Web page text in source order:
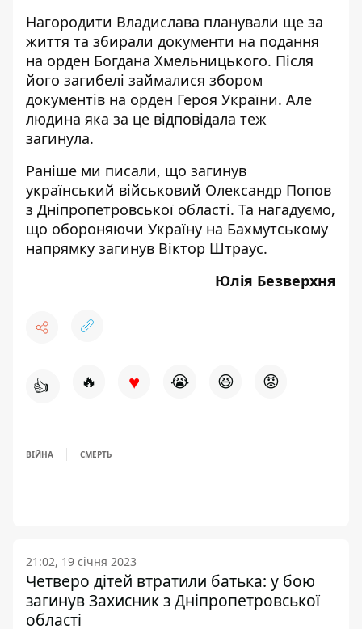
Нагородити Владислава планували ще за
життя та збирали документи на подання
на орден Богдана Хмельницького. Після
його загибелі займалися збором
документів на орден Героя України. Але
людина яка за це відповідала теж
загинула.
Раніше ми писали, що загинув
український військовий Олександр Попов
з Дніпропетровської області. Та нагадуємо,
що обороняючи Україну на Бахмутському
напрямку загинув Віктор Штраус.
Юлія Безверхня
👍 🔥 ♥ 😭 😆 😡
ВІЙНА СМЕРТЬ
21:02, 19 січня 2023
Четверо дітей втратили батька: у бою
загинув Захисник з Дніпропетровської
області